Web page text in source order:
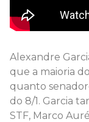
Alexandre
que a maioria
quanto
do 8/1. Garcia
STF, Marco